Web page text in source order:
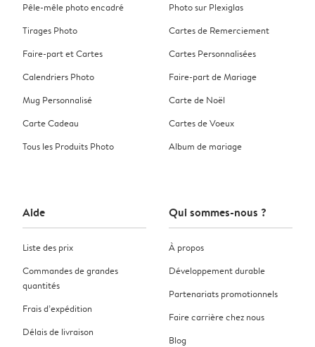
Pêle-mêle photo encadré
Tirages Photo
Faire-part et Cartes
Calendriers Photo
Mug Personnalisé
Carte Cadeau
Tous les Produits Photo
Photo sur Plexiglas
Cartes de Remerciement
Cartes Personnalisées
Faire-part de Mariage
Carte de Noël
Cartes de Voeux
Album de mariage
Aide
Liste des prix
Commandes de grandes
quantités
Frais d’expédition
Délais de livraison
Qui sommes-nous ?
À propos
Développement durable
Partenariats promotionnels
Faire carrière chez nous
Blog